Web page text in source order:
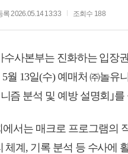
록 2026.05.14 13:33 조회수 188
수사본부는 진화하는 입장
월 13일(수) 예매처 ㈜놀유
즘 분석 및 예방 설명회｣를
서는 매크로 프로그램의
체계, 기록 분석 등 수사에